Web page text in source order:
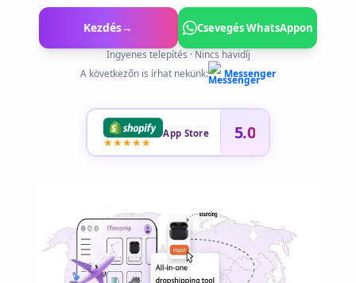
Kezdés→ Csevegés WhatsAppon
Ingyenes telepítés · Nincs havidíj
A következőn is írhat nekünk:
Messenger
App Store
★★★★★ 5.0